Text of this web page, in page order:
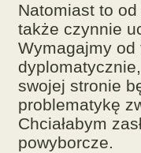
Natomiast to
także czynnie
Wymagajmy od
swojej stronie
problematykę
Chciałabym
powyborcze.